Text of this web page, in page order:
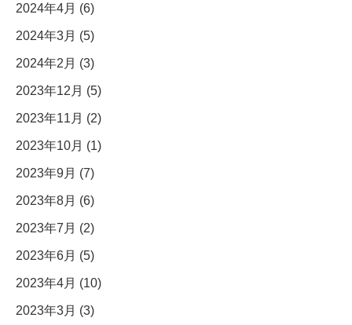
2024年4月 (6)
2024年3月 (5)
2024年2月 (3)
2023年12月 (5)
2023年11月 (2)
2023年10月 (1)
2023年9月 (7)
2023年8月 (6)
2023年7月 (2)
2023年6月 (5)
2023年4月 (10)
2023年3月 (3)